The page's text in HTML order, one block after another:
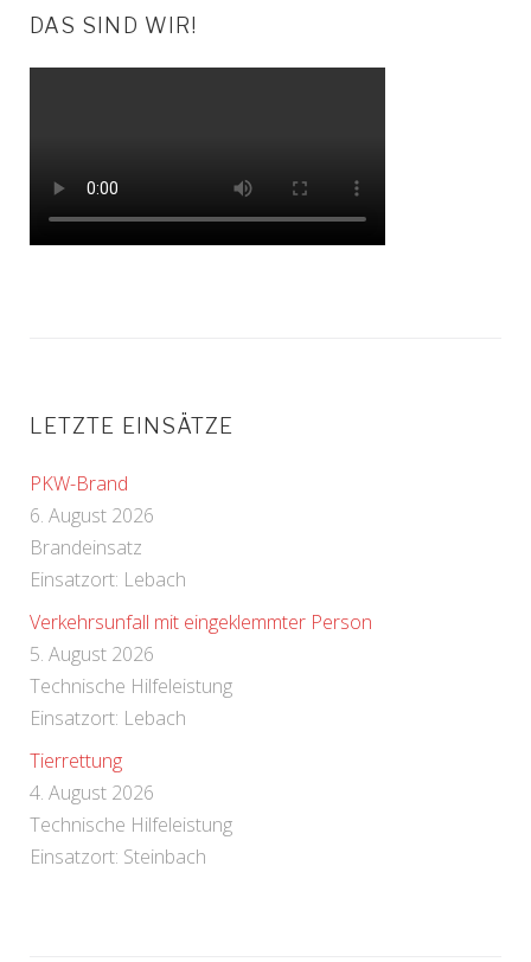
DAS SIND WIR!
LETZTE EINSÄTZE
PKW-Brand
6. August 2026
Brandeinsatz
Einsatzort: Lebach
Verkehrsunfall mit eingeklemmter Person
5. August 2026
Technische Hilfeleistung
Einsatzort: Lebach
Tierrettung
4. August 2026
Technische Hilfeleistung
Einsatzort: Steinbach